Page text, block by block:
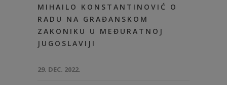
MIHAILO KONSTANTINOVIĆ O
RADU NA GRAĐANSKOM
ZAKONIKU U MEĐURATNOJ
JUGOSLAVIJI
29. DEC. 2022.